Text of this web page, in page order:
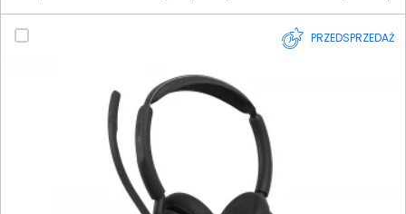
PRZEDSPRZEDAŻ